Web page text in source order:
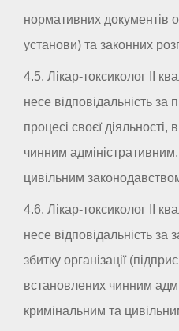
нормативних документів
установи) та законних
4.5. Лікар-токсиколог II
несе відповідальність
процесі своєї
чинним
цивільним
4.6. Лікар-токсиколог II
несе відповідальність за
збитку організації
встановлених чинним
кримінальним та